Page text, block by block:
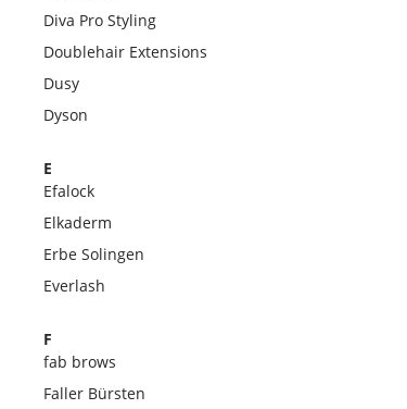
Diva Pro Styling
Doublehair Extensions
Dusy
Dyson
E
Efalock
Elkaderm
Erbe Solingen
Everlash
F
fab brows
Faller Bürsten